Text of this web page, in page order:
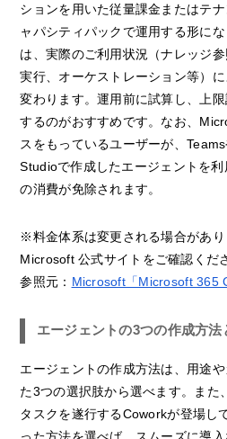
ションを用いた従量課金またはテ
ャパシティパックで運用する形に
は、実際のご利用状況（ナレッジ
実行、オーケストレーション等）
変わります。運用前に試算し、上
するのがおすすめです。なお、
スをもっているユーザーが、
Studioで作成したエージェントを
の消費が免除されます。
※料金体系は変更される場合があ
Microsoft 公式サイトをご確認くだ
参照元： Microsoft「Microsoft 365
エージェントの3つの作成方
エージェントの作成方法は、用途
た3つの選択肢から選べます。また
タスクを遂行するCoworkが登場し
った方法を選べば、スムーズに導